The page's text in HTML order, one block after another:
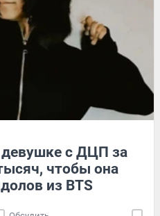
девушке с ДЦП за
чтобы она
из BTS